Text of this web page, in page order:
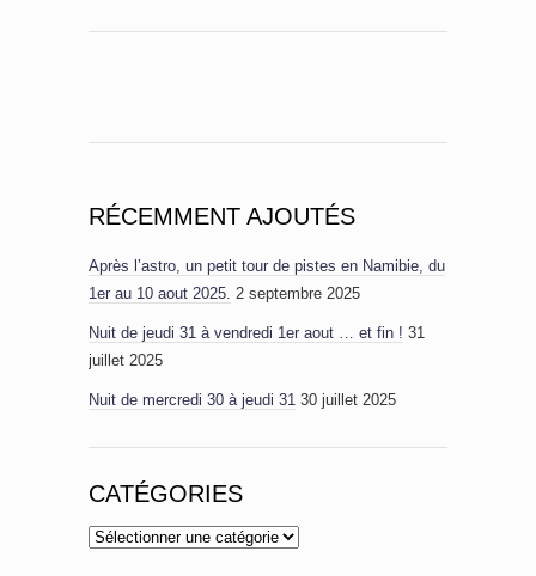
RÉCEMMENT AJOUTÉS
Après l’astro, un petit tour de pistes en Namibie, du
1er au 10 aout 2025. 2 septembre 2025
Nuit de jeudi 31 à vendredi 1er aout … et fin ! 31
juillet 2025
Nuit de mercredi 30 à jeudi 31 30 juillet 2025
CATÉGORIES
Catégories